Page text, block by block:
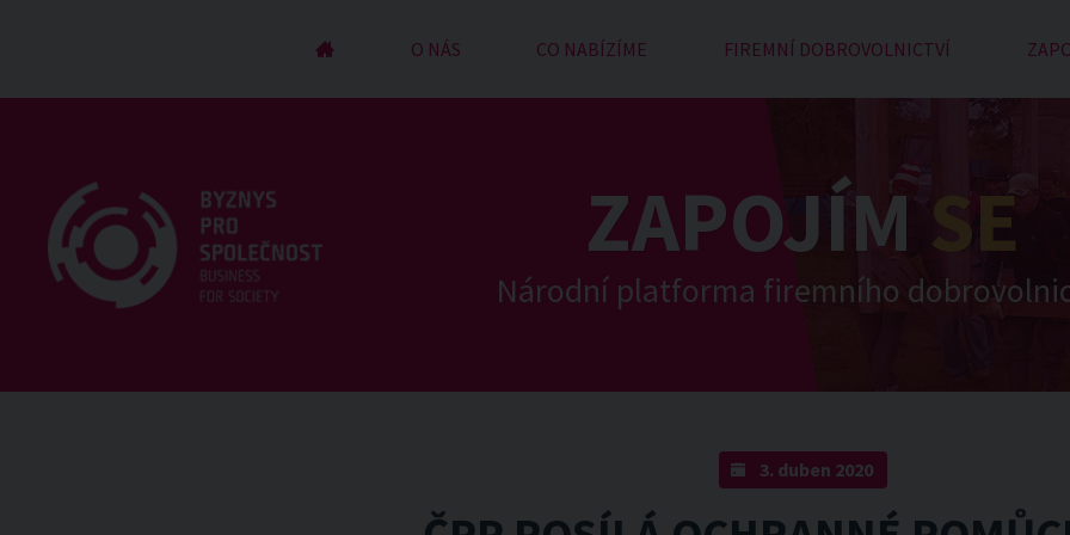
O NÁS CO NABÍZÍME FIREMNÍ DOBROVOLNICTVÍ
ZAPOJÍMSE
Národní platforma firemního
3. duben 2020